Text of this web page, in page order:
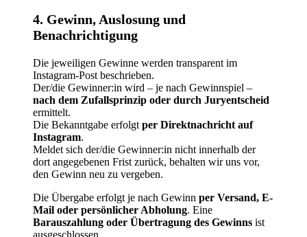
4. Gewinn, Auslosung und
Benachrichtigung
Die jeweiligen Gewinne werden transparent im
Instagram-Post beschrieben.
Der/die Gewinner:in wird – je nach Gewinnspiel –
nach dem Zufallsprinzip oder durch Juryentscheid
ermittelt.
Die Bekanntgabe erfolgt per Direktnachricht auf
Instagram.
Meldet sich der/die Gewinner:in nicht innerhalb der
dort angegebenen Frist zurück, behalten wir uns vor,
den Gewinn neu zu vergeben.
Die Übergabe erfolgt je nach Gewinn per Versand, E-
Mail oder persönlicher Abholung. Eine
Barauszahlung oder Übertragung des Gewinns ist
ausgeschlossen.